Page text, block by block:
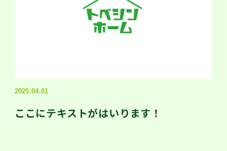
2025.04.01
ここにテキストがはいります！